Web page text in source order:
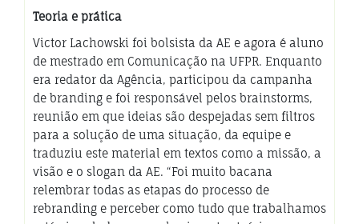
Teoria e prática
Victor Lachowski foi bolsista da AE e agora é aluno
de mestrado em Comunicação na UFPR. Enquanto
era redator da Agência, participou da campanha
de branding e foi responsável pelos brainstorms,
reunião em que ideias são despejadas sem filtros
para a solução de uma situação, da equipe e
traduziu este material em textos como a missão, a
visão e o slogan da AE. “Foi muito bacana
relembrar todas as etapas do processo de
rebranding e perceber como tudo que trabalhamos